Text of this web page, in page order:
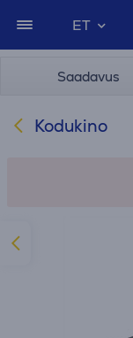
ET
Saadavus
Kodukino